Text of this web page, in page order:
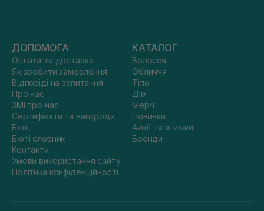
ДОПОМОГА
Оплата та доставка
Як зробити замовлення
Відповіді на запитання
Про нас
ЗМІ про нас
Сертифікати та нагороди
Блог
Бюті словник
Контакти
Умови використання сайту
Політика конфіденційності
КАТАЛОГ
Волосся
Обличчя
Тіло
Дім
Мерч
Новинки
Акції та знижки
Бренди